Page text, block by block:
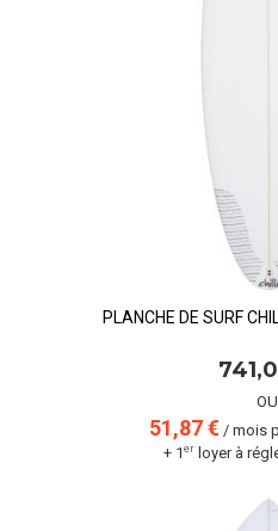
PLANCHE DE SURF
OU
51,87 €/ mois
+ 1er loyer à